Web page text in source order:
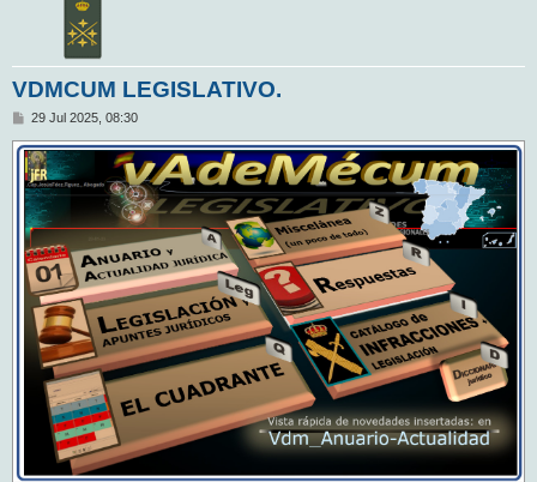
VDMCUM LEGISLATIVO.
M
n
s
a
j
e
29 Jul 2025, 08:30